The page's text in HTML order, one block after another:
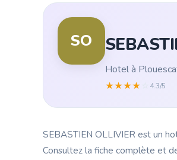
SO
Hotel à
★★★★ 4.3/5
SEBASTIEN OLLIVIER est un
Consultez la fiche complète et